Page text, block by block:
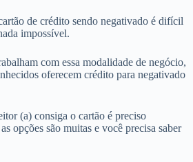
de crédito sendo negativado é difícil
impossível.
com essa modalidade de negócio,
oferecem crédito para negativado
(a) consiga o cartão é preciso
opções são muitas e você precisa saber